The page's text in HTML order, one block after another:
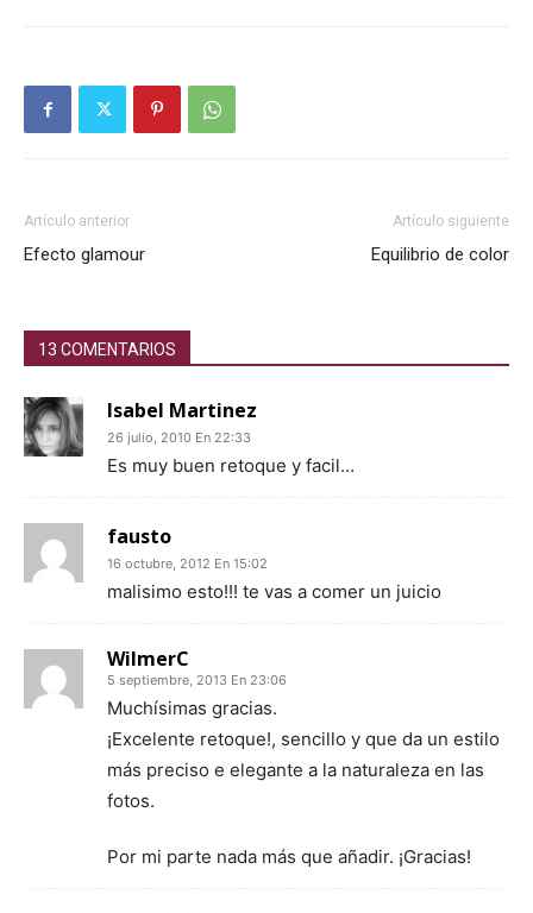
Artículo anterior
Efecto glamour
Artículo siguiente
Equilibrio de color
13 COMENTARIOS
Isabel Martinez
26 julio, 2010 En 22:33
Es muy buen retoque y facil…
fausto
16 octubre, 2012 En 15:02
malisimo esto!!! te vas a comer un juicio
WilmerC
5 septiembre, 2013 En 23:06
Muchísimas gracias.
¡Excelente retoque!, sencillo y que da un estilo
más preciso e elegante a la naturaleza en las
fotos.
Por mi parte nada más que añadir. ¡Gracias!